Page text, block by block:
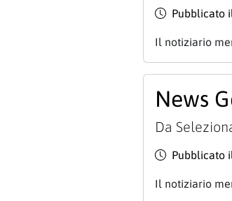
Pubblicato
Il notiziario
News
Da
Pubblicato
Il notiziario